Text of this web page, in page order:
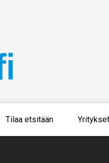
Tilaa etsitään Yritykset